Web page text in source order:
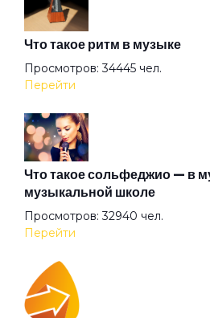
Акуна матата
Альтернатива
Ангел всенародного похмелья
Ангел дождя
Что такое ритм в музыке
Просмотров: 34445 чел.
Перейти
Что такое сольфеджио — в
музыкальной школе
Просмотров: 32940 чел.
Перейти